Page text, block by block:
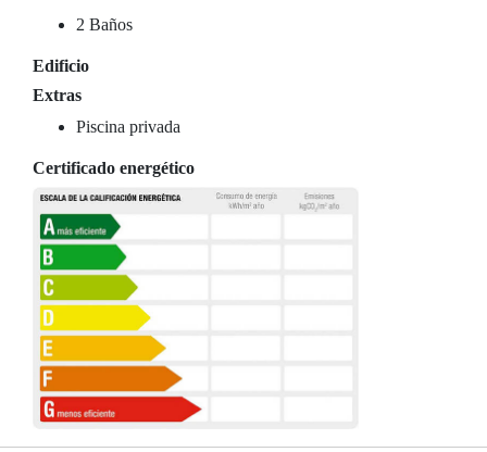
2 Baños
Edificio
Extras
Piscina privada
Certificado energético